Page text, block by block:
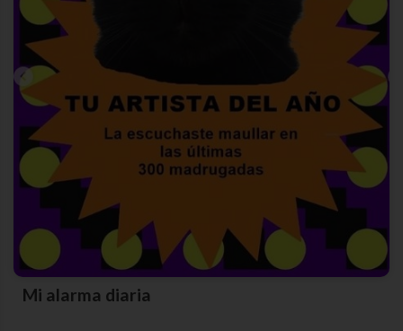
Mi alarma diaria